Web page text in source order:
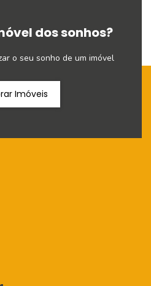
dos sonhos?
o seu sonho de um imóvel
Imóveis